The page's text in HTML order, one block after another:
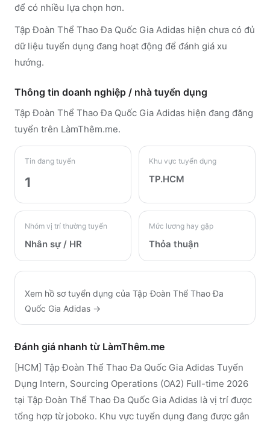
để có nhiều lựa chọn hơn.
Tập Đoàn Thể Thao Đa Quốc Gia Adidas hiện chưa có đủ
dữ liệu tuyển dụng đang hoạt động để đánh giá xu
hướng.
Thông tin doanh nghiệp / nhà tuyển dụng
Tập Đoàn Thể Thao Đa Quốc Gia Adidas hiện đang đăng
tuyển trên LàmThêm.me.
Tin đang tuyển
1
Khu vực tuyển dụng
TP.HCM
Nhóm vị trí thường tuyển
Nhân sự / HR
Mức lương hay gặp
Thỏa thuận
Xem hồ sơ tuyển dụng của Tập Đoàn Thể Thao Đa
Quốc Gia Adidas →
Đánh giá nhanh từ LàmThêm.me
[HCM] Tập Đoàn Thể Thao Đa Quốc Gia Adidas Tuyển
Dụng Intern, Sourcing Operations (OA2) Full-time 2026
tại Tập Đoàn Thể Thao Đa Quốc Gia Adidas là vị trí được
tổng hợp từ joboko. Khu vực tuyển dụng đang được gắn